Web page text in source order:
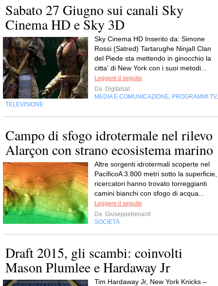
Sabato 27 Giugno sui canali Sky
Cinema HD e Sky 3D
Sky Cinema HD Inserito da: Simone
Rossi (Satred) Tartarughe NinjaIl Clan
del Piede sta mettendo in ginocchio la
citta' di New York con i suoi metodi...
Leggere il seguito
Da Digitalsat
MEDIA E COMUNICAZIONE PROGRAMMI TV
TELEVISIONE
Campo di sfogo idrotermale nel rilevo
Alarçon con strano ecosistema marino
Altre sorgenti idrotermali scoperte nel
PacificoA 3.800 metri sotto la
ricercatori hanno trovato torreggianti
camini bianchi con sfogo di acqua...
Leggere il seguito
Da Giuseppebenanti
SOCIETÀ
Draft 2015, gli scambi: coinvolti
Mason Plumlee e Hardaway Jr
Tim Hardaway Jr, New York Knicks –